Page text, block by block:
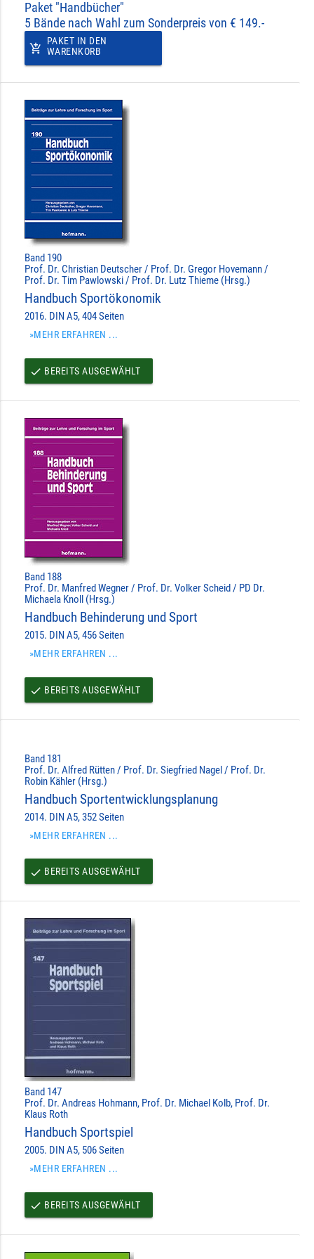
Paket "Handbücher"
5 Bände nach Wahl zum Sonderpreis von € 149.-
add_shopping_cart
PAKET IN DEN
WARENKORB
Band 190
Prof. Dr. Christian Deutscher / Prof. Dr. Gregor Hovemann /
Prof. Dr. Tim Pawlowski / Prof. Dr. Lutz Thieme (Hrsg.)
Handbuch Sportökonomik
2016. DIN A5, 404 Seiten
»MEHR ERFAHREN ...
done BEREITS AUSGEWÄHLT
Band 188
Prof. Dr. Manfred Wegner / Prof. Dr. Volker Scheid / PD Dr.
Michaela Knoll (Hrsg.)
Handbuch Behinderung und Sport
2015. DIN A5, 456 Seiten
»MEHR ERFAHREN ...
done BEREITS AUSGEWÄHLT
Band 181
Prof. Dr. Alfred Rütten / Prof. Dr. Siegfried Nagel / Prof. Dr.
Robin Kähler (Hrsg.)
Handbuch Sportentwicklungsplanung
2014. DIN A5, 352 Seiten
»MEHR ERFAHREN ...
done BEREITS AUSGEWÄHLT
Band 147
Prof. Dr. Andreas Hohmann, Prof. Dr. Michael Kolb, Prof. Dr.
Klaus Roth
Handbuch Sportspiel
2005. DIN A5, 506 Seiten
»MEHR ERFAHREN ...
done BEREITS AUSGEWÄHLT